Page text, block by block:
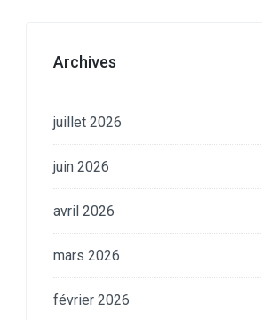
Archives
juillet 2026
juin 2026
avril 2026
mars 2026
février 2026